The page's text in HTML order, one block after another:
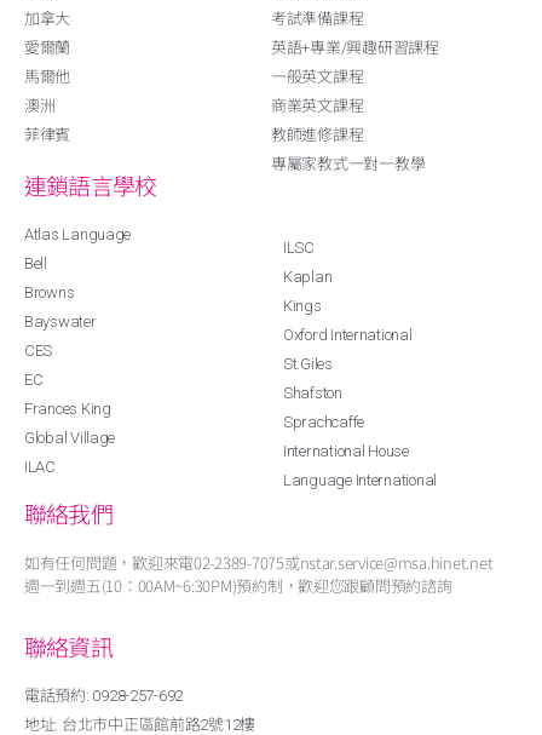
加拿大
愛爾蘭
馬爾他
澳洲
菲律賓
考試準備課程
英語+專業/興趣研習課程
一般英文課程
商業英文課程
教師進修課程
專屬家教式一對一教學
連鎖語言學校
Atlas Language
Bell
Browns
Bayswater
CES
EC
Frances King
Global Village
ILAC
ILSC
Kaplan
Kings
Oxford International
St.Giles
Shafston
Sprachcaffe
International House
Language International
聯絡我們
如有任何問題，歡迎來電02-2389-7075或nstar.service@msa.hinet.net
週一到週五(10：00AM~6:30PM)預約制，歡迎您跟顧問預約諮詢
聯絡資訊
電話預約: 0928-257-692
地址: 台北市中正區館前路2號12樓